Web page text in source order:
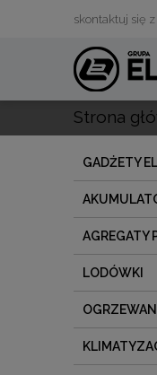
skontaktuj się
Strona
GADŻETY
AGREGATY
LODÓWKI